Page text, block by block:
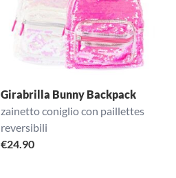
Girabrilla Bunny Backpack
zainetto coniglio con paillettes
reversibili
€24.90